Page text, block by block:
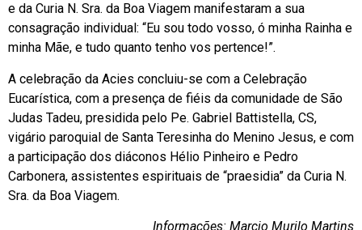
e da Curia N. Sra. da Boa Viagem manifestaram a sua
consagração individual: “Eu sou todo vosso, ó minha Rainha e
minha Mãe, e tudo quanto tenho vos pertence!”.
A celebração da Acies concluiu-se com a Celebração
Eucarística, com a presença de fiéis da comunidade de São
Judas Tadeu, presidida pelo Pe. Gabriel Battistella, CS,
vigário paroquial de Santa Teresinha do Menino Jesus, e com
a participação dos diáconos Hélio Pinheiro e Pedro
Carbonera, assistentes espirituais de “praesidia” da Curia N.
Sra. da Boa Viagem.
Informações: Marcio Murilo Martins